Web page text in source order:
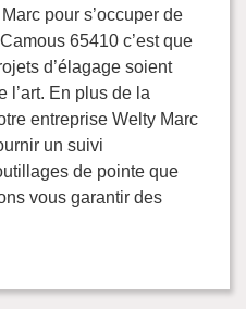
pour s’occuper de
65410 c’est que
d’élagage soient
l’art. En plus de la
entreprise Welty Marc
un suivi
de pointe que
vous garantir des